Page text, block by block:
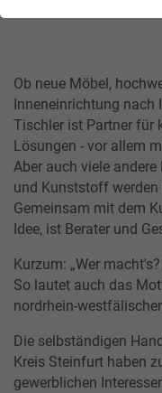
Ob neue Möbel,
Inneneinrichtung nach
Tischler ist Partner für
Lösungen - vor allem
Aber auch viele
und Kunststoff werden
Gemeinsam mit dem
Idee, ist Berater und
Kurzum: „Wer
So lautet auch das
nordrhein-
Die selbständigen
Kreis Steinfurt haben
gewerblichen